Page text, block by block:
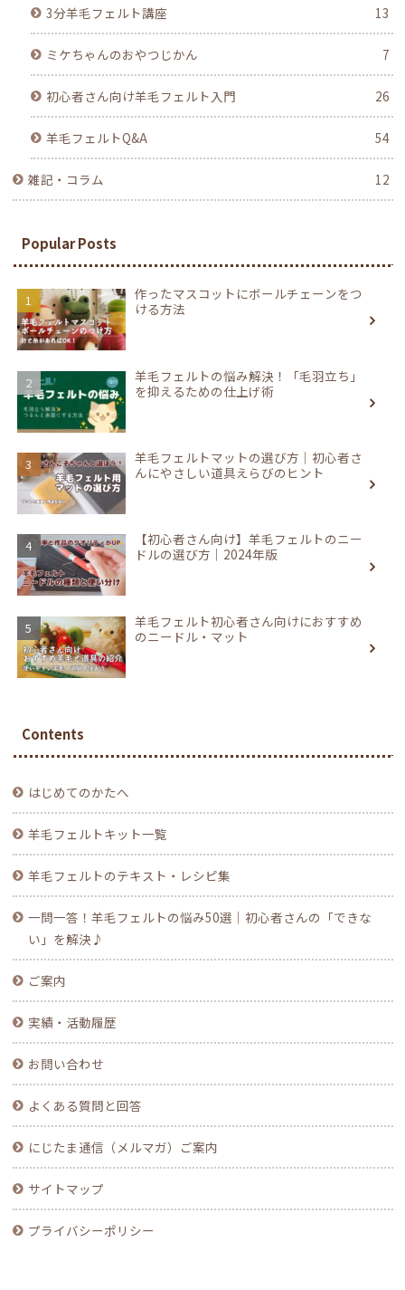
3分羊毛フェルト講座 13
ミケちゃんのおやつじかん 7
初心者さん向け羊毛フェルト入門 26
羊毛フェルトQ&A 54
雑記・コラム 12
Popular Posts
作ったマスコットにボールチェーンをつ
ける方法
羊毛フェルトの悩み解決！「毛羽立ち」
を抑えるための仕上げ術
羊毛フェルトマットの選び方｜初心者さ
んにやさしい道具えらびのヒント
【初心者さん向け】羊毛フェルトのニー
ドルの選び方｜2024年版
羊毛フェルト初心者さん向けにおすすめ
のニードル・マット
Contents
はじめてのかたへ
羊毛フェルトキット一覧
羊毛フェルトのテキスト・レシピ集
一問一答！羊毛フェルトの悩み50選｜初心者さんの「できな
い」を解決♪
ご案内
実績・活動履歴
お問い合わせ
よくある質問と回答
にじたま通信（メルマガ）ご案内
サイトマップ
プライバシーポリシー